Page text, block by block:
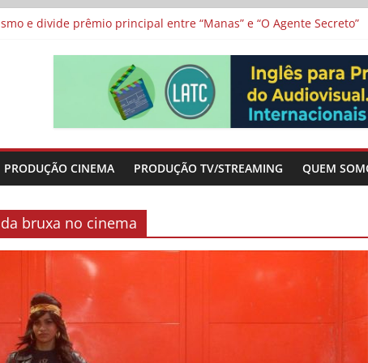
e divide prêmio principal entre “Manas” e “O Agente Secreto”
Curta Cinema
de escolas públicas
protagonizam adaptação brasileira de série argentina para o
PRODUÇÃO CINEMA PRODUÇÃO TV/STREAMING QUEM
bruxa no cinema